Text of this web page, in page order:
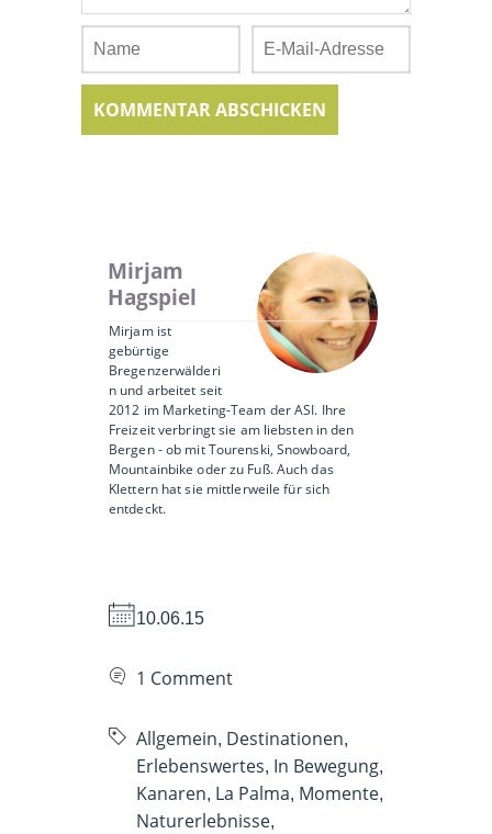
Mirjam
Hagspiel
Mirjam ist
gebürtige
Bregenzerwälderi
n und arbeitet seit
2012 im Marketing-Team der ASI. Ihre
Freizeit verbringt sie am liebsten in den
Bergen - ob mit Tourenski, Snowboard,
Mountainbike oder zu Fuß. Auch das
Klettern hat sie mittlerweile für sich
entdeckt.
10.06.15
1 Comment
Allgemein, Destinationen,
Erlebenswertes, In Bewegung,
Kanaren, La Palma, Momente,
Naturerlebnisse,